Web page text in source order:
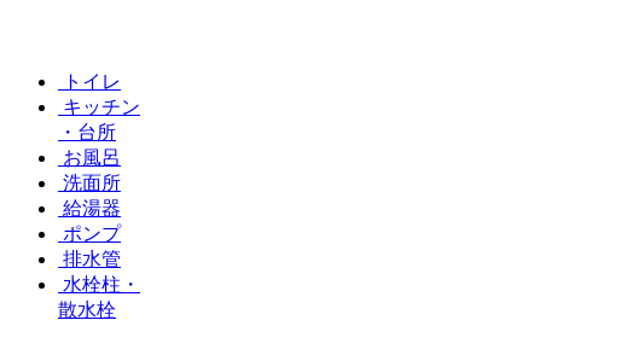
トイレ
キッチン
・台所
お風呂
洗面所
給湯器
ポンプ
排水管
水栓柱・
散水栓